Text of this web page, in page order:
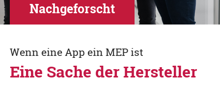
Nachgeforscht
Wenn eine App ein MEP ist
Eine Sache der Hersteller